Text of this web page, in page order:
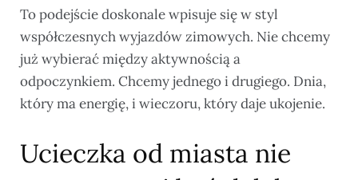
To podejście doskonale wpisuje się w styl
współczesnych wyjazdów zimowych. Nie chcemy
już wybierać między aktywnością a
odpoczynkiem. Chcemy jednego i drugiego. Dnia,
który ma energię, i wieczoru, który daje ukojenie.
Ucieczka od miasta nie